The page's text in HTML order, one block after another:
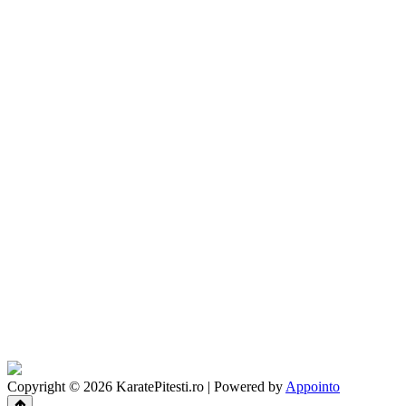
Copyright © 2026 KaratePitesti.ro | Powered by Appointo